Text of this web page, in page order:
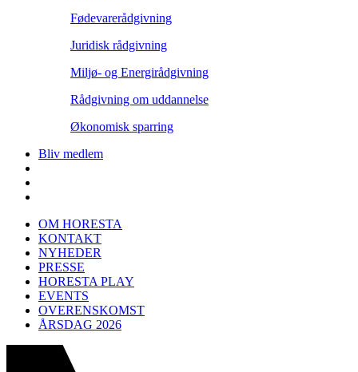
Fødevarerådgivning
Juridisk rådgivning
Miljø- og Energirådgivning
Rådgivning om uddannelse
Økonomisk sparring
Bliv medlem
OM HORESTA
KONTAKT
NYHEDER
PRESSE
HORESTA PLAY
EVENTS
OVERENSKOMST
ÅRSDAG 2026